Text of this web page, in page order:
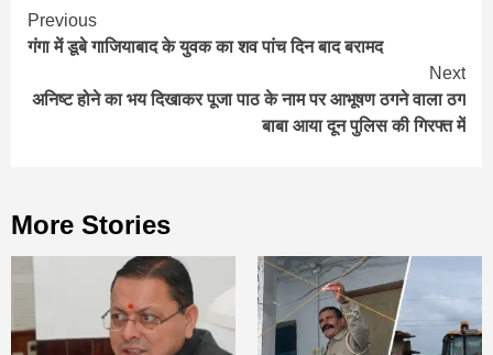
Continue
Reading
Previous
गंगा में डूबे गाजियाबाद के युवक का शव पांच दिन बाद बरामद
Next
अनिष्ट होने का भय दिखाकर पूजा पाठ के नाम पर आभूषण ठगने वाला ठग
बाबा आया दून पुलिस की गिरफ्त में
More Stories